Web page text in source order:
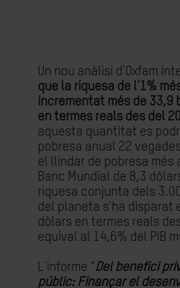
Un nou anàlisi d'Oxfam
que la riquesa de l'1%
incrementat més de 33,9
en termes reals des del
aquesta quantitat es
pobresa anual 22
el llindar de pobresa
Banc Mundial de 8,3
riquesa conjunta dels
del planeta s'ha disparat
dòlars en termes reals
equival al 14,6% del PIB
L'informe “Del benefici
públic: Finançar el